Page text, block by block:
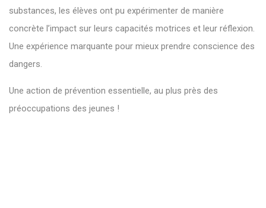
substances, les élèves ont pu expérimenter de manière
concrète l’impact sur leurs capacités motrices et leur réflexion.
Une expérience marquante pour mieux prendre conscience des
dangers.
Une action de prévention essentielle, au plus près des
préoccupations des jeunes !